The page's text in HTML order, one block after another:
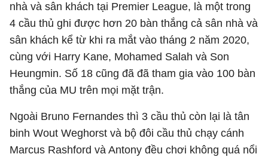
nhà và sân khách tại Premier League, là một trong
4 cầu thủ ghi được hơn 20 bàn thắng cả sân nhà và
sân khách kể từ khi ra mắt vào tháng 2 năm 2020,
cùng với Harry Kane, Mohamed Salah và Son
Heungmin. Số 18 cũng đã đã tham gia vào 100 bàn
thắng của MU trên mọi mặt trận.
Ngoài Bruno Fernandes thì 3 cầu thủ còn lại là tân
binh Wout Weghorst và bộ đôi cầu thủ chạy cánh
Marcus Rashford và Antony đều chơi không quá nổi